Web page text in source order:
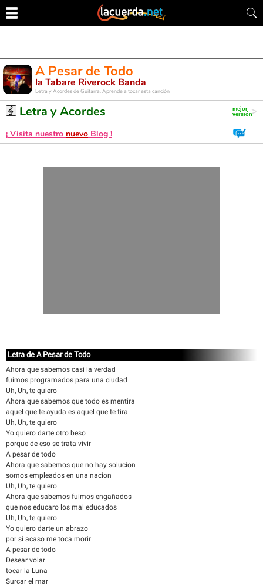
A Pesar de Todo
la Tabare Riverock Banda
Letra y Acordes de Guitarra. Aprende a tocar esta canción
Letra y Acordes
¡ Visita nuestro nuevo Blog !
Letra de A Pesar de Todo
Ahora que sabemos casi la verdad
fuimos programados para una ciudad
Uh, Uh, te quiero
Ahora que sabemos que todo es mentira
aquel que te ayuda es aquel que te tira
Uh, Uh, te quiero
Yo quiero darte otro beso
porque de eso se trata vivir
A pesar de todo
Ahora que sabemos que no hay solucion
somos empleados en una nacion
Uh, Uh, te quiero
Ahora que sabemos fuimos engañados
que nos educaro los mal educados
Uh, Uh, te quiero
Yo quiero darte un abrazo
por si acaso me toca morir
A pesar de todo
Desear volar
tocar la Luna
Surcar el mar